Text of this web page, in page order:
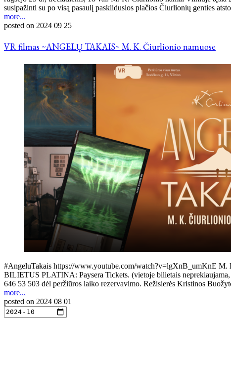
susipažinti su po visą pasaulį pasklidusios plačios Čiurlionių genties
more...
posted on 2024 09 25
VR filmas ~ANGELŲ TAKAIS~ M. K. Čiurlionio namuose
#AngeluTakais https://www.youtube.com/watch?v=lgXnB_umKnE
BILIETUS PLATINA: Paysera Tickets. (vietoje bilietais
646 53 503 dėl peržiūros laiko rezervavimo. Režisierės Kristinos
more...
posted on 2024 08 01